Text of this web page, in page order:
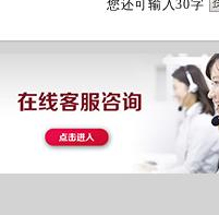
您还可输入30字